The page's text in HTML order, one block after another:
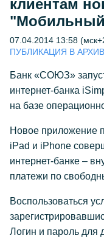
клиентам
07.04.2014 13:58
ПУБЛИКАЦИЯ В
Банк «СОЮЗ»
интернет-банка
на базе
Новое приложение
iPad и iPhone
интернет-банке –
платежи по
Воспользоваться
Логин и пароль для